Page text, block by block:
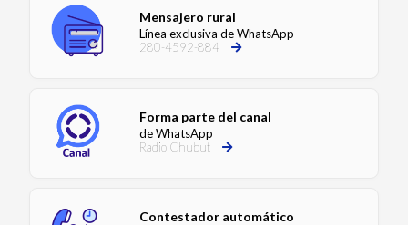
Mensajero rural
Línea exclusiva de WhatsApp
280-4592-884
Forma parte del canal
de WhatsApp
Radio Chubut
Contestador automático